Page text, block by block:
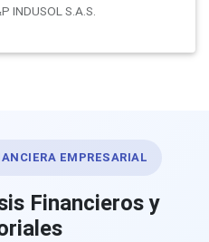
INDUSOL S.A.S.
EMPRESARIAL
Financieros y